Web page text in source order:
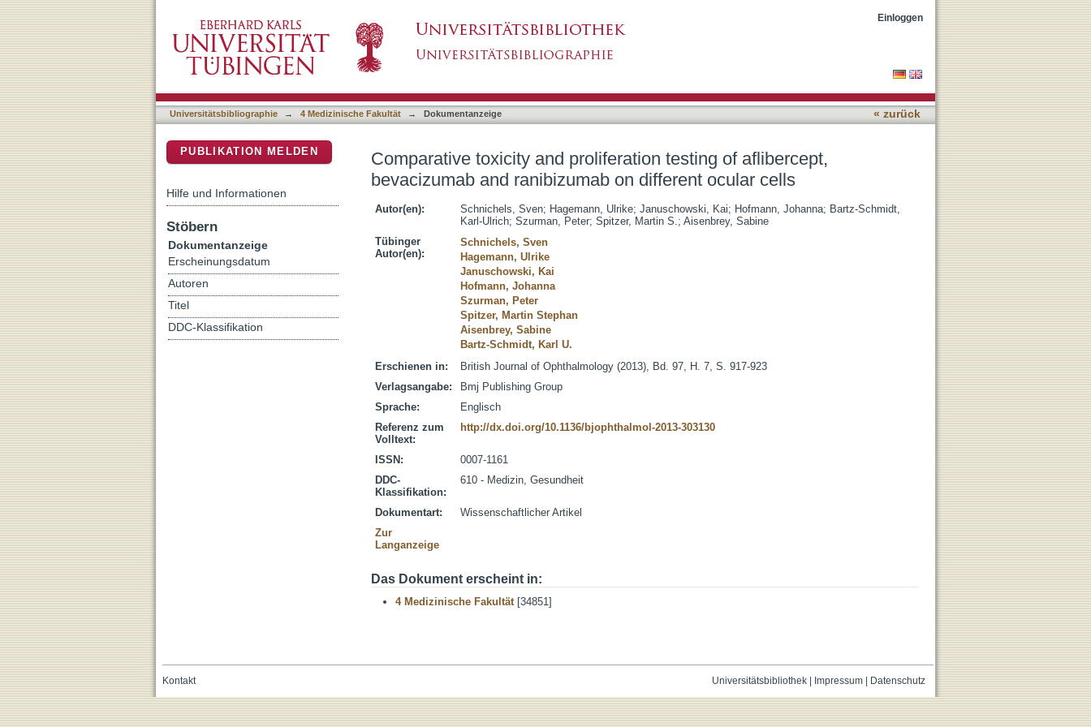
Comparative toxicity and proliferation testing of aflibercept, bevacizumab and ranibizumab on
different ocular cells
Einloggen
Universitätsbibliographie → 4 Medizinische Fakultät → Dokumentanzeige « zurück
Comparative toxicity and proliferation testing of aflibercept,
bevacizumab and ranibizumab on different ocular cells
Autor(en): Schnichels, Sven; Hagemann, Ulrike; Januschowski, Kai; Hofmann, Johanna; Bartz-Schmidt,
Karl-Ulrich; Szurman, Peter; Spitzer, Martin S.; Aisenbrey, Sabine
Tübinger
Autor(en):
Schnichels, Sven
Hagemann, Ulrike
Januschowski, Kai
Hofmann, Johanna
Szurman, Peter
Spitzer, Martin Stephan
Aisenbrey, Sabine
Bartz-Schmidt, Karl U.
Erschienen in:
British Journal of Ophthalmology (2013), Bd. 97, H. 7, S. 917-923
Verlagsangabe:
Bmj Publishing Group
Sprache:
Englisch
Referenz zum
Volltext:
http://dx.doi.org/10.1136/bjophthalmol-2013-303130
ISSN:
0007-1161
DDC-
Klassifikation:
610 - Medizin, Gesundheit
Dokumentart:
Wissenschaftlicher Artikel
Zur
Langanzeige
Das Dokument erscheint in:
4 Medizinische Fakultät[34851]
PUBLIKATION MELDEN
Hilfe und Informationen
Stöbern
Dokumentanzeige
Erscheinungsdatum
Autoren
Titel
DDC-Klassifikation
Universitätsbibliothek| Impressum| Datenschutz
Kontakt